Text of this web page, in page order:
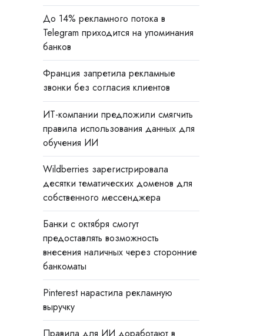
До 14% рекламного потока в
Telegram приходится на упоминания
банков
Франция запретила рекламные
звонки без согласия клиентов
ИТ-компании предложили смягчить
правила использования данных для
обучения ИИ
Wildberries зарегистрировала
десятки тематических доменов для
собственного мессенджера
Банки с октября смогут
предоставлять возможность
внесения наличных через сторонние
банкоматы
Pinterest нарастила рекламную
выручку